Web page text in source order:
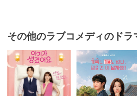
その他のラブコメディのドラ